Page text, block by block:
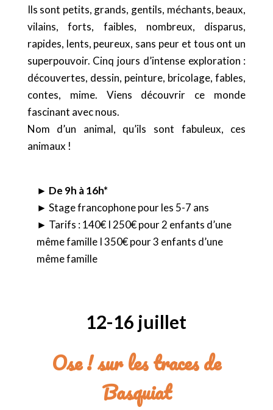
Ils sont petits, grands, gentils, méchants, beaux,
vilains, forts, faibles, nombreux, disparus,
rapides, lents, peureux, sans peur et tous ont un
superpouvoir. Cinq jours d’intense exploration :
découvertes, dessin, peinture, bricolage, fables,
contes, mime. Viens découvrir ce monde
fascinant avec nous.
Nom d’un animal, qu’ils sont fabuleux, ces
animaux !
► De 9h à 16h*
► Stage francophone pour les 5-7 ans
► Tarifs : 140€ I 250€ pour 2 enfants d’une
même famille I 350€ pour 3 enfants d’une
même famille
12-16 juillet
Ose ! sur les traces de
Basquiat